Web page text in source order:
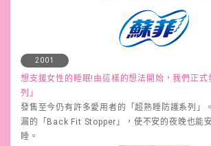
2001
想支援女性的睡眠!由這樣的想法開始，我們正式
列」
發售至今仍有許多愛用者的「超熟睡防護系列」
漏的「Back Fit Stopper」，使不安的夜晚也能
睡。